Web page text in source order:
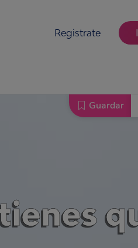
Registrate
Guardar